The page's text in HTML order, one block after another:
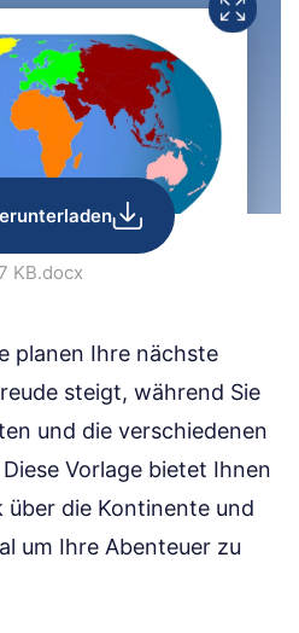
KB.docx
planen Ihre nächste
steigt, während Sie
und die verschiedenen
Vorlage bietet Ihnen
über die Kontinente und
um Ihre Abenteuer zu